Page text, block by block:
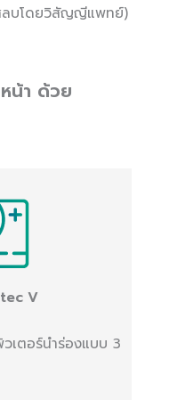
ลบโดยวิสัญญีแพทย์)
น้า ด้วย
V
เตอร์นำร่องแบบ 3